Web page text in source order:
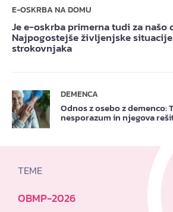
E-OSKRBA NA DOMU
Je e-oskrba primerna tudi za našo
Najpogostejše življenjske
strokovnjaka
DEMENCA
Odnos z osebo z demenco:
nesporazum in njegova
TEME
OBMP-2026